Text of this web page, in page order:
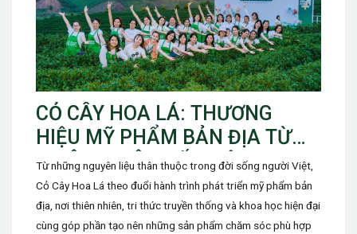
CỎ CÂY HOA LÁ: THƯƠNG
HIỆU MỸ PHẨM BẢN ĐỊA TỪ
THIÊN NHIÊN ĐẤT VIỆT
Từ những nguyên liệu thân thuộc trong đời sống người Việt,
Cỏ Cây Hoa Lá theo đuổi hành trình phát triển mỹ phẩm bản
địa, nơi thiên nhiên, tri thức truyền thống và khoa học hiện đại
cùng góp phần tạo nên những sản phẩm chăm sóc phù hợp